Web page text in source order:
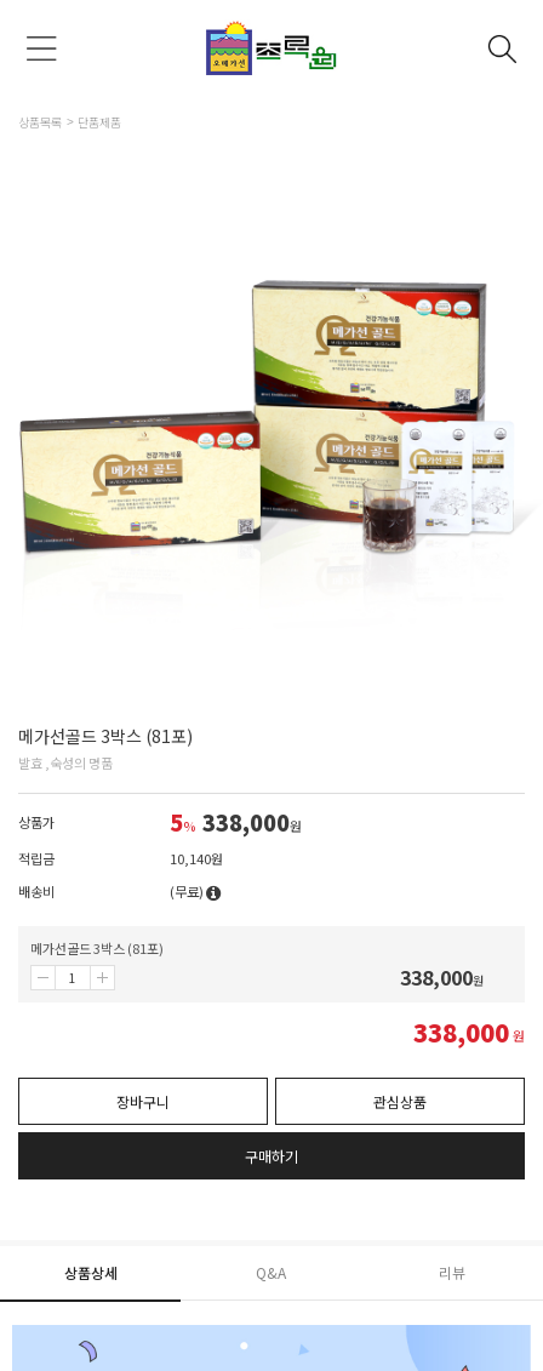
상품목록 단품제품
메가선골드 3박스 (81포)
발효 ,숙성의 명품
상품가 5% 338,000원
적립금
10,140원
배송비
(무료)
메가선골드 3박스 (81포)
338,000원
338,000원
장바구니 관심상품
구매하기
상품상세 Q&A 리뷰